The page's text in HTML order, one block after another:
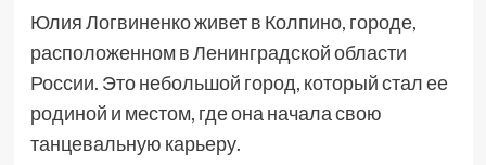
Юлия Логвиненко живет в Колпино, городе,
расположенном в Ленинградской области
России. Это небольшой город, который стал ее
родиной и местом, где она начала свою
танцевальную карьеру.